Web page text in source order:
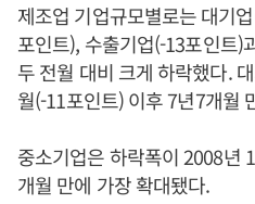
제조업 기업규모별로는 대기
포인트), 수출기업(-13포인트)
두 전월 대비 크게 하락했다.
월(-11포인트) 이후 7년7개월
중소기업은 하락폭이 2008년
개월 만에 가장 확대됐다.